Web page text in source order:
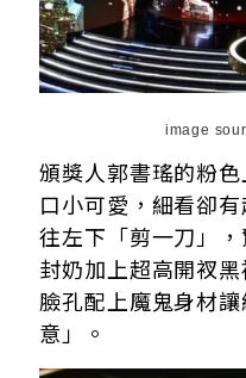
image
頒獎人郭書瑤的粉
口小可愛，細看卻
往左下「剪一刀」
封奶加上超高開衩
臉孔配上魔鬼身材
意」。